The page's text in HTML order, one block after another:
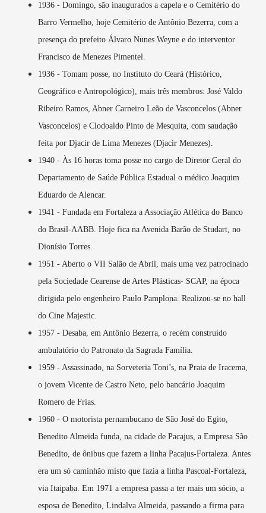
1936 - Domingo, são inaugurados a capela e o Cemitério do
Barro Vermelho, hoje Cemitério de Antônio Bezerra, com a
presença do prefeito Álvaro Nunes Weyne e do interventor
Francisco de Menezes Pimentel.
1936 - Tomam posse, no Instituto do Ceará (Histórico,
Geográfico e Antropológico), mais três membros: José Valdo
Ribeiro Ramos, Abner Carneiro Leão de Vasconcelos (Abner
Vasconcelos) e Clodoaldo Pinto de Mesquita, com saudação
feita por Djacir de Lima Menezes (Djacir Menezes).
1940 - Às 16 horas toma posse no cargo de Diretor Geral do
Departamento de Saúde Pública Estadual o médico Joaquim
Eduardo de Alencar.
1941 - Fundada em Fortaleza a Associação Atlética do Banco
do Brasil-AABB. Hoje fica na Avenida Barão de Studart, no
Dionísio Torres.
1951 - Aberto o VII Salão de Abril, mais uma vez patrocinado
pela Sociedade Cearense de Artes Plásticas- SCAP, na época
dirigida pelo engenheiro Paulo Pamplona. Realizou-se no hall
do Cine Majestic.
1957 - Desaba, em Antônio Bezerra, o recém construído
ambulatório do Patronato da Sagrada Família.
1959 - Assassinado, na Sorveteria Toni’s, na Praia de Iracema,
o jovem Vicente de Castro Neto, pelo bancário Joaquim
Romero de Frias.
1960 - O motorista pernambucano de São José do Egito,
Benedito Almeida funda, na cidade de Pacajus, a Empresa São
Benedito, de ônibus que fazem a linha Pacajus-Fortaleza. Antes
era um só caminhão misto que fazia a linha Pascoal-Fortaleza,
via Itaipaba. Em 1971 a empresa passa a ter mais um sócio, a
esposa de Benedito, Lindalva Almeida, passando a firma para